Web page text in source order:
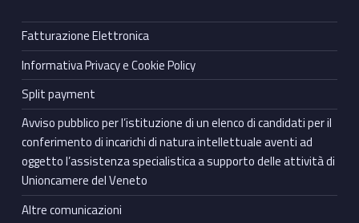
Fatturazione Elettronica
Informativa Privacy e Cookie Policy
Split payment
Avviso pubblico per l’istituzione di un elenco di candidati per il
conferimento di incarichi di natura intellettuale aventi ad
oggetto l’assistenza specialistica a supporto delle attività di
Unioncamere del Veneto
Altre comunicazioni